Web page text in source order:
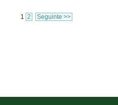
1 2 Seguinte >>